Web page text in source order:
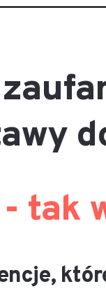
tak